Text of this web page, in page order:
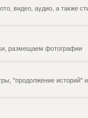
видео, аудио, а также
размещаем фотографии
"продолжение историй"